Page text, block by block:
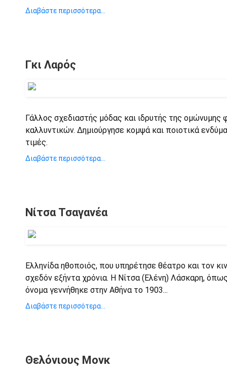
Διαβάστε περισσότερα...
Γκι Λαρός
Γάλλος σχεδιαστής μόδας και ιδρυτής της ομώνυμης
καλλυντικών. Δημιούργησε κομψά και ποιοτικά
τιμές.
Διαβάστε περισσότερα...
Νίτσα Τσαγανέα
Ελληνίδα ηθοποιός, που υπηρέτησε θέατρο και τον
σχεδόν εξήντα χρόνια. Η Νίτσα (Ελένη) Λάσκαρη,
όνομα γεννήθηκε στην Αθήνα το 1903...
Διαβάστε περισσότερα...
Θελόνιους Μονκ